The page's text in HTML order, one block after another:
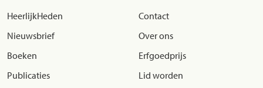
HeerlijkHeden
Nieuwsbrief
Boeken
Publicaties
Contact
Over ons
Erfgoedprijs
Lid worden